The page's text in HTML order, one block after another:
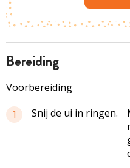
bereiding
Voorbereiding
1
Snij de ui in ringen.